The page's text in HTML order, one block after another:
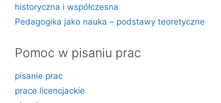
historyczna i współczesna
Pedagogika jako nauka – podstawy teoretyczne
Pomoc w pisaniu prac
pisanie prac
prace licencjackie